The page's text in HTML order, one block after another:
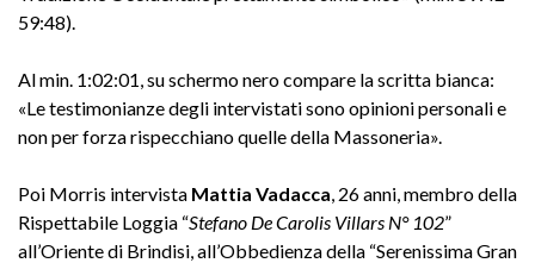
59:48).
Al min. 1:02:01, su schermo nero compare la scritta bianca:
«Le testimonianze degli intervistati sono opinioni personali e
non per forza rispecchiano quelle della Massoneria».
Poi Morris intervista Mattia Vadacca , 26 anni, membro della
Rispettabile Loggia “Stefano De Carolis Villars N° 102”
all’Oriente di Brindisi, all’Obbedienza della “Serenissima Gran